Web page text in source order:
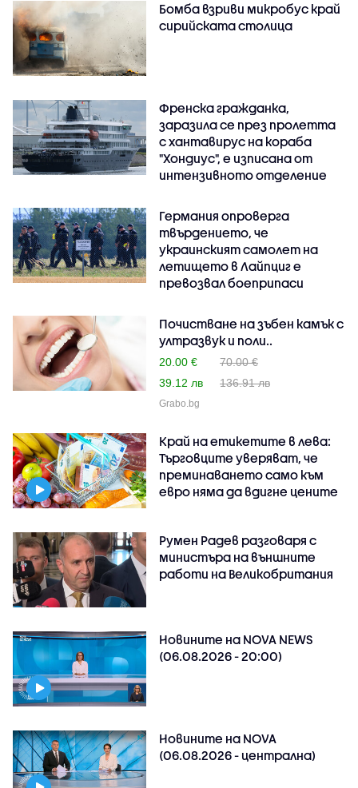
Бомба взриви микробус край
сирийската столица
Френска гражданка,
заразила се през пролетта
с хантавирус на кораба
"Хондиус", е изписана от
интензивното отделение
Германия опроверга
твърдението, че
украинският самолет на
летището в Лайпциг е
превозвал боеприпаси
Почистване на зъбен камък с
ултразвук и поли..
20.00 €
70.00 €
39.12 лв
136.91 лв
Grabo.bg
Край на етикетите в лева:
Търговците уверяват, че
преминаването само към
евро няма да вдигне цените
Румен Радев разговаря с
министъра на външните
работи на Великобритания
Новините на NOVA NEWS
(06.08.2026 - 20:00)
Новините на NOVA
(06.08.2026 - централна)